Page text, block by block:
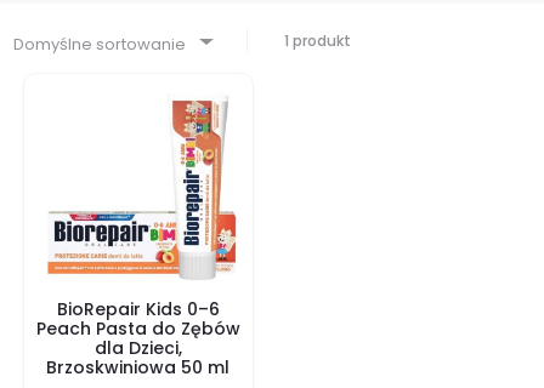
Domyślne sortowanie 1 produkt
BioRepair Kids 0–6
Peach Pasta do Zębów
dla Dzieci,
Brzoskwiniowa 50 ml